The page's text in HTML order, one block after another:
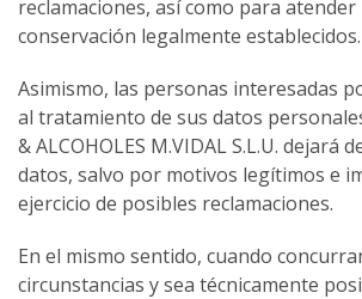
reclamaciones, así como para atender
conservación legalmente establecidos.
Asimismo, las personas interesadas
al tratamiento de sus datos
& ALCOHOLES M.VIDAL S.L.U. dejará
datos, salvo por motivos legítimos e
ejercicio de posibles reclamaciones.
En el mismo sentido, cuando
circunstancias y sea técnicamente